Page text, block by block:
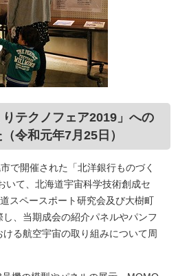
りテクノフェア2019」への
令和元年7月25日）
で開催された「北洋銀行ものづく
いて、北海道宇宙科学技術創成セ
スペースポート研究会及び大樹町
、当期成会の紹介パネルやパンフ
る航空宇宙の取り組みについて周